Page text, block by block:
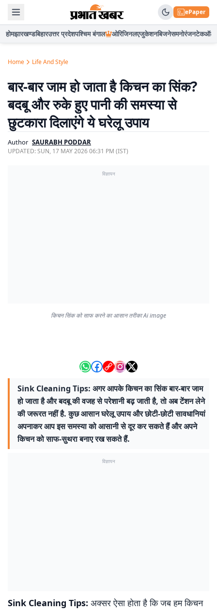
ePaper
होमझारखण्डबिहारउत्तर प्रदेशपश्चिम बंगाल ओरिजिनलएजुकेशनबिजनेसमनोरंजनटेकऑटो
Home Life And Style
बार-बार जाम हो जाता है किचन का सिंक?
बदबू और रुके हुए पानी की समस्या से
छुटकारा दिलाएंगे ये घरेलू उपाय
Author SAURABH PODDAR
UPDATED:SUN, 17 MAY 2026 06:31 PM (IST)
विज्ञापन
किचन सिंक को साफ करने का आसान तरीका Ai image
Sink Cleaning Tips: अगर आपके किचन का सिंक बार-बार जाम
हो जाता है और बदबू की वजह से परेशानी बढ़ जाती है, तो अब टेंशन लेने
की जरूरत नहीं है. कुछ आसान घरेलू उपाय और छोटी-छोटी सावधानियां
अपनाकर आप इस समस्या को आसानी से दूर कर सकते हैं और अपने
किचन को साफ-सुथरा बनाए रख सकते हैं.
विज्ञापन
Sink Cleaning Tips: अक्सर ऐसा होता है कि जब हम किचन